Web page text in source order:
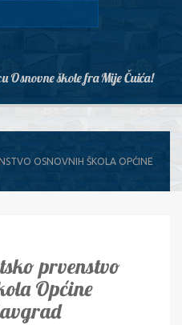
Osnovne škole fra Mije Čuića!
OSNOVNIH ŠKOLA OPĆINE
prvenstvo
Općine